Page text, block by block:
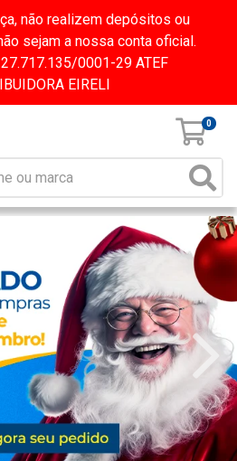
não realizem depósitos ou
sejam a nossa conta oficial.
0001-29 ATEF
EIRELI
0